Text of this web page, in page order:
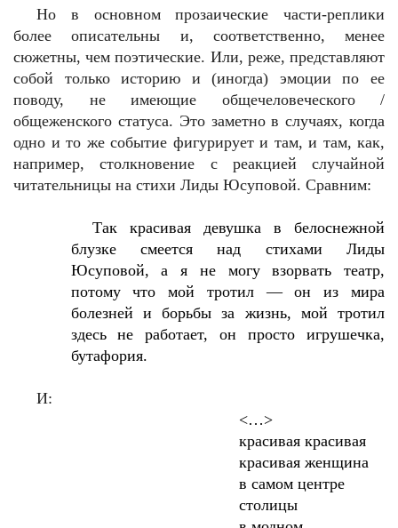
Но в основном прозаические части-реплики
более описательны и, соответственно, менее
сюжетны, чем поэтические. Или, реже, представляют
собой только историю и (иногда) эмоции по ее
поводу, не имеющие общечеловеческого /
общеженского статуса. Это заметно в случаях, когда
одно и то же событие фигурирует и там, и там, как,
например, столкновение с реакцией случайной
читательницы на стихи Лиды Юсуповой. Сравним:
Так красивая девушка в белоснежной
блузке смеется над стихами Лиды
Юсуповой, а я не могу взорвать театр,
потому что мой тротил — он из мира
болезней и борьбы за жизнь, мой тротил
здесь не работает, он просто игрушечка,
бутафория.
И:
<…>
красивая красивая
красивая женщина
в самом центре
столицы